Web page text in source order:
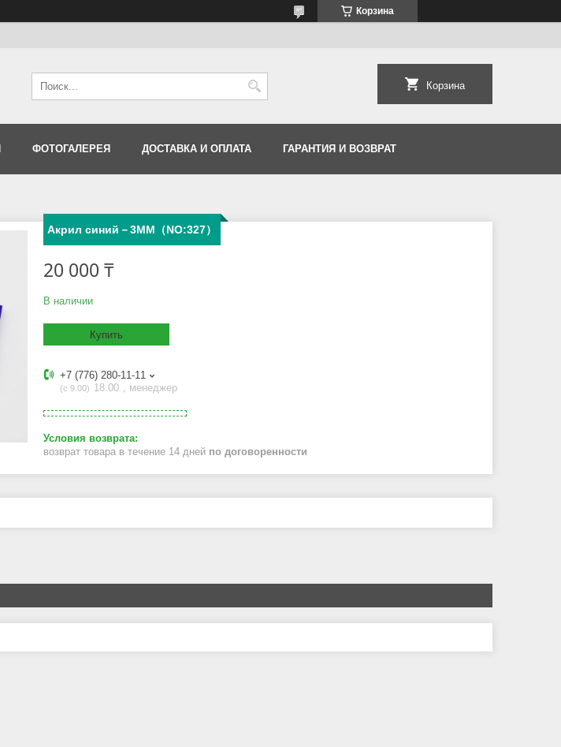
Корзина
Корзина
ФОТОГАЛЕРЕЯ ДОСТАВКА И ОПЛАТА ГАРАНТИЯ И ВОЗВРАТ
Акрил синий－3MM（NO:327）
20 000 ₸
В наличии
Купить
+7 (776) 280-11-11
с 9.00 18.00，менеджер
возврат товара в течение 14 дней по договоренности